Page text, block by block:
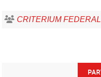
CRITERIUM